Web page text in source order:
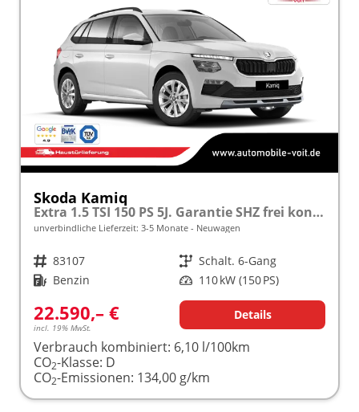
Skoda Kamiq
Extra 1.5 TSI 150 PS 5J. Garantie SHZ frei konfigurierbar!
unverbindliche Lieferzeit: 3-5 Monate Neuwagen
Fahrzeugnr. 83107 Getriebe Schalt. 6-Gang
Kraftstoff Benzin Leistung 110 kW (150 PS)
22.590,– €
incl. 19% MwSt.
Details
Verbrauch kombiniert: 6,10 l/100km
CO2-Klasse: D
CO2-Emissionen: 134,00 g/km